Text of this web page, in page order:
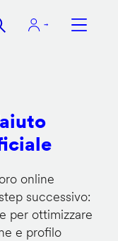
online
successivo:
per ottimizzare
e profilo